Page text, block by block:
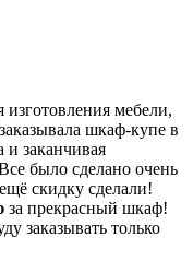
мебели,
шкаф-купе в
и заканчивая
было сделано очень
скидку сделали!
за прекрасный шкаф!
заказывать только